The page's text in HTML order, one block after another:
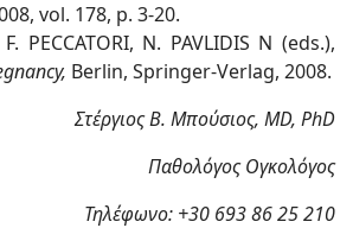
vol. 178, p. 3-20.
PECCATORI, N. PAVLIDIS N (eds.),
Berlin, Springer-Verlag, 2008.
Στέργιος B. Μπούσιος, MD, PhD
Παθολόγος Ογκολόγος
Τηλέφωνο: +30 693 86 25 210